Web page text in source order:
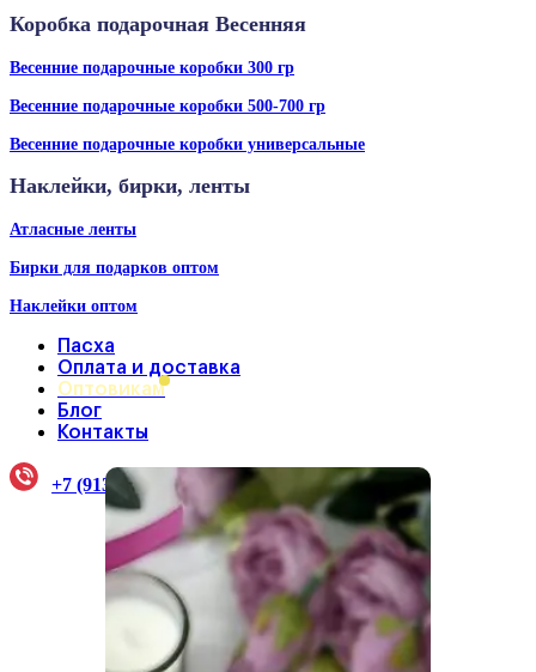
Коробка подарочная Весенняя
Весенние подарочные коробки 300 гр
Весенние подарочные коробки 500-700 гр
Весенние подарочные коробки универсальные
Наклейки, бирки, ленты
Атласные ленты
Бирки для подарков оптом
Наклейки оптом
Пасха
Оплата и доставка
Оптовикам
Блог
Контакты
+7 (913) 922-33-38